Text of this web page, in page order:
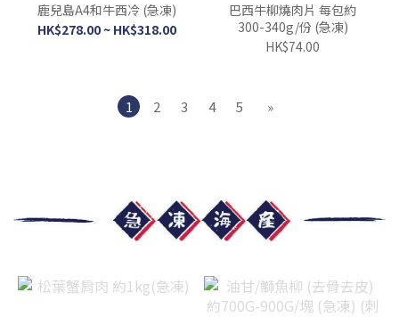
鹿兒島A4和牛西冷 (急凍)
HK$278.00 ~ HK$318.00
巴西牛柳燒肉片 每包約
300-340g/份 (急凍)
HK$74.00
1 2 3 4 5 »